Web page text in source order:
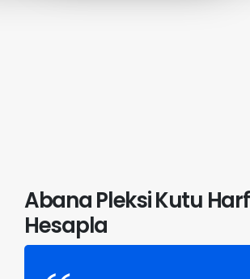
Abana Pleksi Kutu
Hesapla